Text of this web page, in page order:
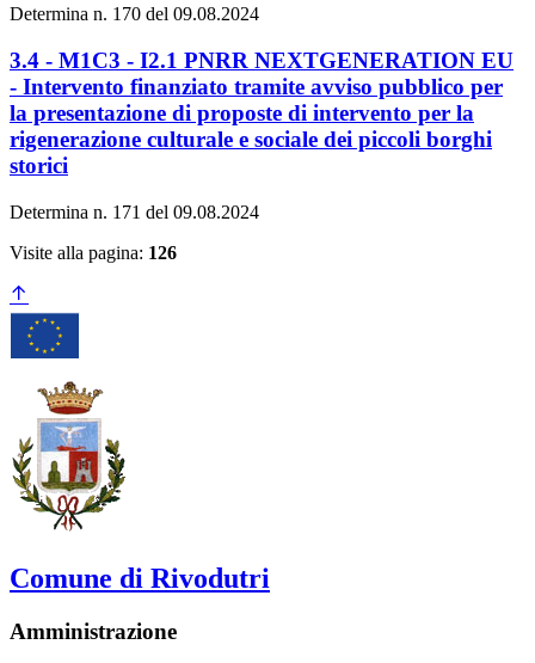
Determina n. 170 del 09.08.2024
3.4 - M1C3 - I2.1 PNRR NEXTGENERATION EU
- Intervento finanziato tramite avviso pubblico per
la presentazione di proposte di intervento per la
rigenerazione culturale e sociale dei piccoli borghi
storici
Determina n. 171 del 09.08.2024
Visite alla pagina: 126
Comune di Rivodutri
Amministrazione